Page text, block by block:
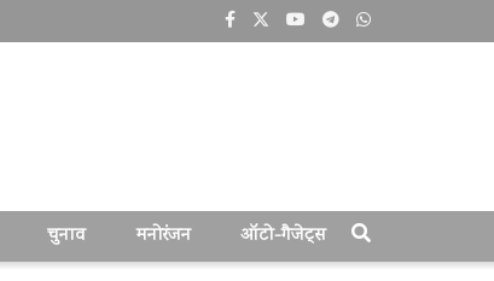
चुनाव मनोरंजन ऑटो-गैजेट्स